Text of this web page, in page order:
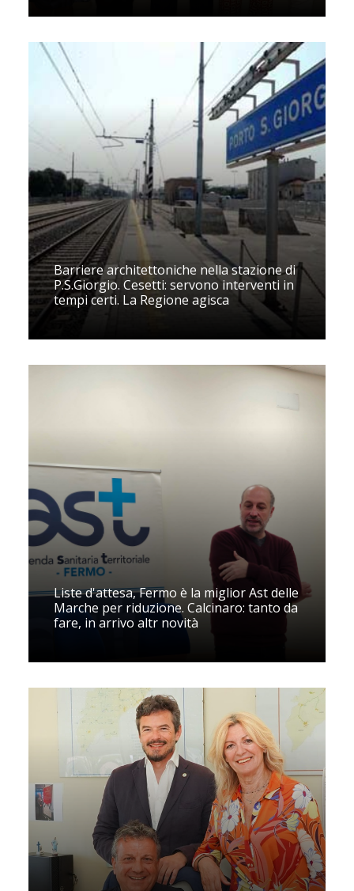
Barriere architettoniche nella stazione di
P.S.Giorgio. Cesetti: servono interventi in
tempi certi. La Regione agisca
Liste d'attesa, Fermo è la miglior Ast delle
Marche per riduzione. Calcinaro: tanto da
fare, in arrivo altr novità